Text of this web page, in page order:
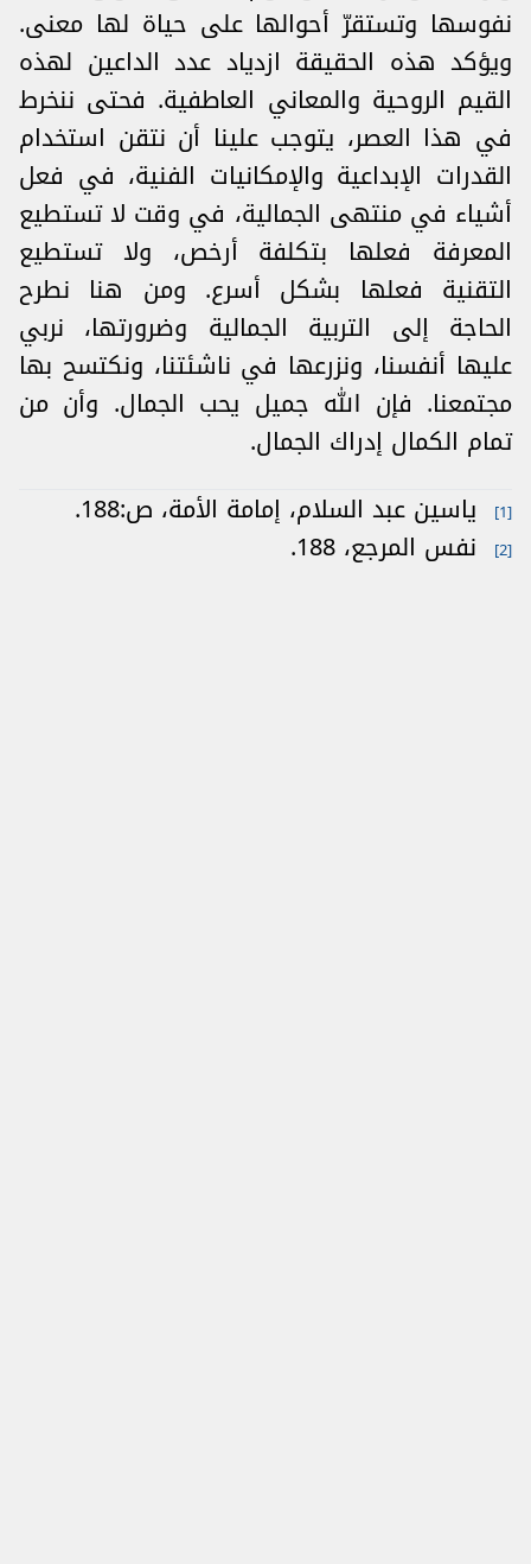
نفوسها وتستقرّ أحوالها على حياة لها معنى.
ويؤكد هذه الحقيقة ازدياد عدد الداعين لهذه
القيم الروحية والمعاني العاطفية. فحتى ننخرط
في هذا العصر، يتوجب علينا أن نتقن استخدام
القدرات الإبداعية والإمكانيات الفنية، في فعل
أشياء في منتهى الجمالية، في وقت لا تستطيع
المعرفة فعلها بتكلفة أرخص، ولا تستطيع
التقنية فعلها بشكل أسرع. ومن هنا نطرح
الحاجة إلى التربية الجمالية وضرورتها، نربي
عليها أنفسنا، ونزرعها في ناشئتنا، ونكتسح بها
مجتمعنا. فإن الله جميل يحب الجمال. وأن من
تمام الكمال إدراك الجمال.
[1] ياسين عبد السلام، إمامة الأمة، ص:188.
[2] نفس المرجع، 188.